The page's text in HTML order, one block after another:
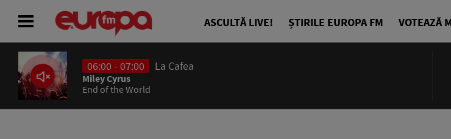
ASCULTĂ LIVE! ȘTIRILE EUROPA FM VOTEAZĂ
06:00 - 07:00 La Cafea
Miley Cyrus
End of the World
ACASĂ
ȘTIRI